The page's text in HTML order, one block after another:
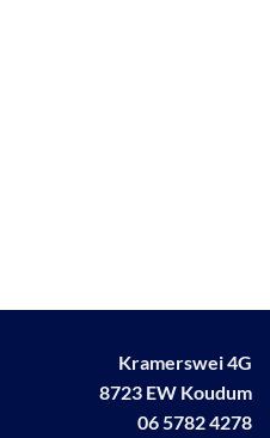
Kramerswei 4G
8723 EW Koudum
06 5782 4278